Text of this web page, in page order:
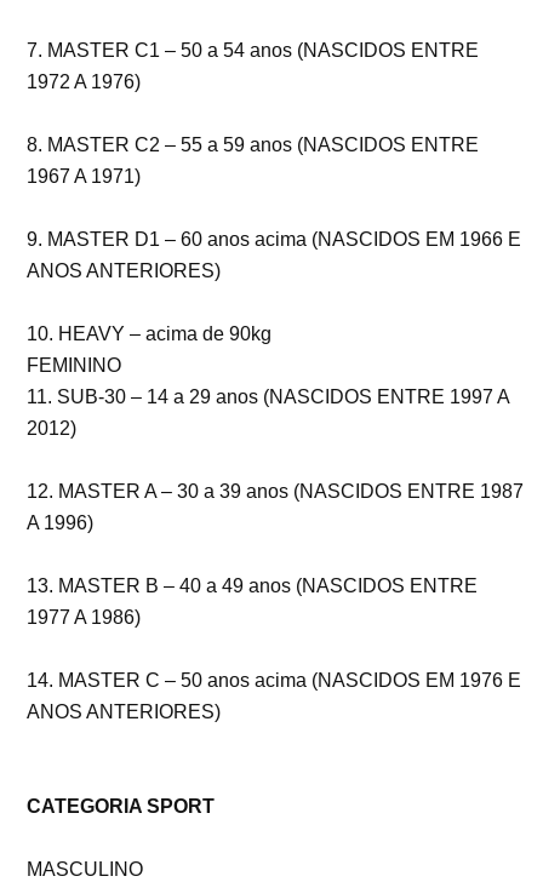
7. MASTER C1 – 50 a 54 anos (NASCIDOS ENTRE
1972 A 1976)
8. MASTER C2 – 55 a 59 anos (NASCIDOS ENTRE
1967 A 1971)
9. MASTER D1 – 60 anos acima (NASCIDOS EM 1966 E
ANOS ANTERIORES)
10. HEAVY – acima de 90kg
FEMININO
11. SUB-30 – 14 a 29 anos (NASCIDOS ENTRE 1997 A
2012)
12. MASTER A – 30 a 39 anos (NASCIDOS ENTRE 1987
A 1996)
13. MASTER B – 40 a 49 anos (NASCIDOS ENTRE
1977 A 1986)
14. MASTER C – 50 anos acima (NASCIDOS EM 1976 E
ANOS ANTERIORES)
CATEGORIA SPORT
MASCULINO